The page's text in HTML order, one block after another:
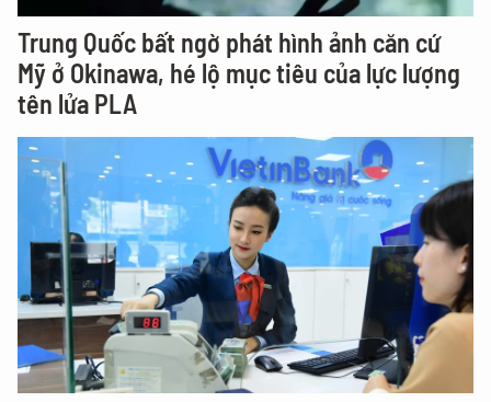
Trung Quốc bất ngờ phát hình ảnh căn cứ
Mỹ ở Okinawa, hé lộ mục tiêu của lực lượng
tên lửa PLA